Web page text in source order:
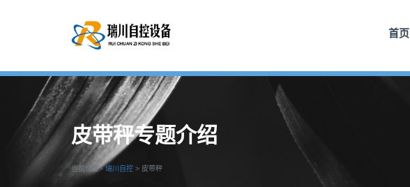
首页
皮带秤专题介绍
当前位置> 瑞川自控 > 皮带秤